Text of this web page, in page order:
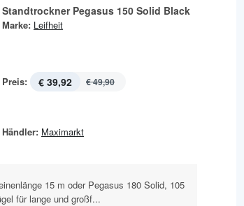
Standtrockner Pegasus 150 Solid Black
Marke: Leifheit
Preis: € 39,92 € 49,90
Händler: Maximarkt
15 m oder Pegasus 180 Solid, 105
für lange und großf...